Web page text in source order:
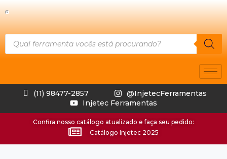
(11) 98477-2857
@InjetecFerramentas
Injetec Ferramentas
Confira nosso catálogo atualizado e faça seu pedido:
Catálogo Injetec 2025